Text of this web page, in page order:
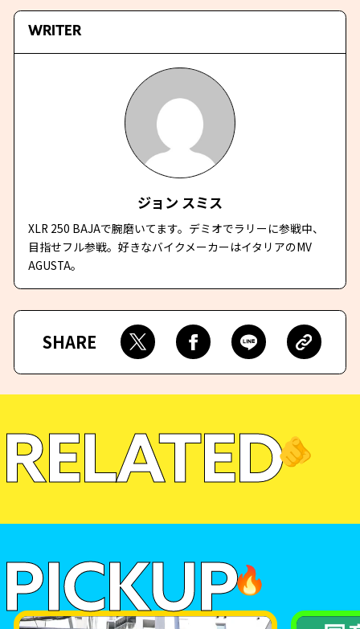
WRITER
ジョン スミス
XLR 250 BAJAで腕磨いてます。デミオでラリーに参戦中、
目指せフル参戦。好きなバイクメーカーはイタリアのMV
AGUSTA。
SHARE
RELATED🫵
PICKUP🔥